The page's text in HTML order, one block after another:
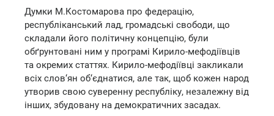
Думки М.Костомарова про федерацію,
республіканський лад, громадські свободи, що
складали його політичну концепцію, були
обґрунтовані ним у програмі Кирило-мефодіївців
та окремих статтях. Кирило-мефодіївці закликали
всіх слов‘ян об‘єднатися, але так, щоб кожен народ
утворив свою суверенну республіку, незалежну від
інших, збудовану на демократичних засадах.